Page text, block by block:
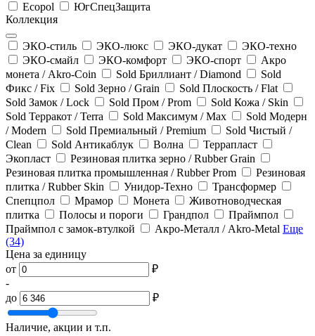
Ecopol
ЮгСпецЗащита
Коллекция
ЭКО-стиль ЭКО-люкс ЭКО-дукат
ЭКО-техно
ЭКО-смайл
ЭКО-комфорт ЭКО-спорт
Акро
монета / Akro-Coin
Sold Бриллиант / Diamond
Sold
Фикс / Fix
Sold Зерно / Grain
Sold Плоскость / Flat
Sold Замок / Lock
Sold Пром / Prom
Sold Кожа / Skin
Sold Терракот / Terra
Sold Максимум / Max
Sold Модерн
/ Modern
Sold Премиальный / Premium
Sold Чистый /
Clean
Sold Антикаблук Волна
Террапласт
Экопласт
Резиновая плитка зерно / Rubber Grain
Резиновая плитка промышленная / Rubber Prom
Резиновая
плитка / Rubber Skin
Унидор-Техно
Трансформер
Спепцпол
Мрамор Монета
Животноводческая
плитка
Полосы и пороги Грандпол
Праймпол
Праймпол с замок-втулкой
Акро-Металл / Akro-Metal Еще
(34)
Цена за единицу
от
₽
-
до
₽
Наличие, акции и т.п.